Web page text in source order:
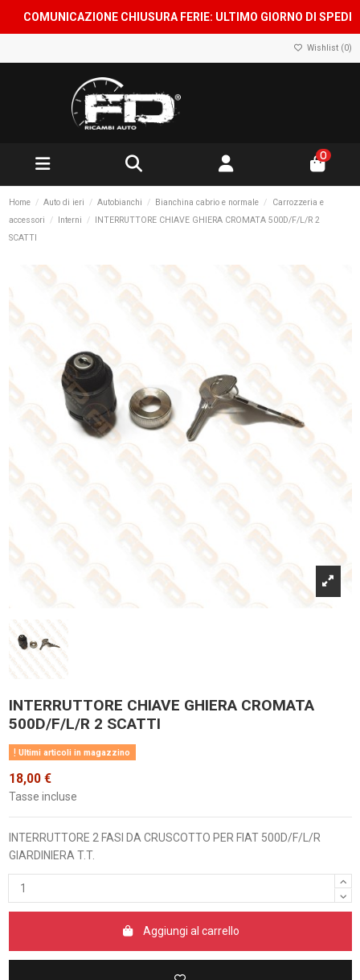
COMUNICAZIONE CHIUSURA FERIE: ULTIMO GIORNO DI
Wishlist (0)
0
Home Auto di ieri Autobianchi Bianchina cabrio e normale
Carrozzeria e
accessori
Interni
INTERRUTTORE CHIAVE GHIERA CROMATA 500D/F/L/R 2
SCATTI
INTERRUTTORE CHIAVE GHIERA CROMATA
500D/F/L/R 2 SCATTI
Ultimi articoli in magazzino
18,00 €
Tasse incluse
INTERRUTTORE 2 FASI DA CRUSCOTTO PER FIAT 500D/F/L/R
GIARDINIERA T.T.
Aggiungi al carrello